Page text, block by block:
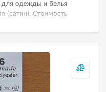
для одежды и белья
(сатин). Стоимость